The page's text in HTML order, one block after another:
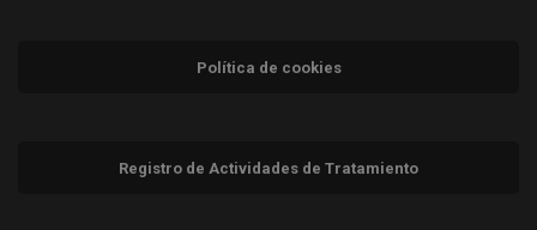
Política de cookies
Registro de Actividades de Tratamiento